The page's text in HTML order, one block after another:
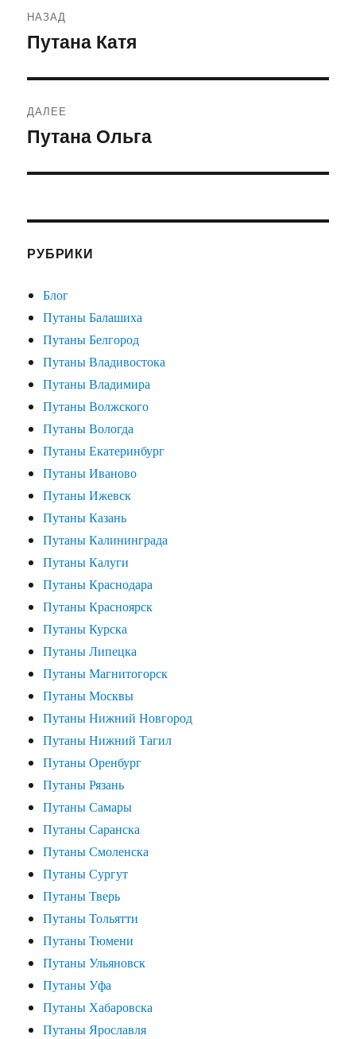
по
НАЗАД
Предыдущая
Путана Катя
ДАЛЕЕ
Следующая
Путана Ольга
РУБРИКИ
Блог
Путаны Балашиха
Путаны Белгород
Путаны Владивостока
Путаны Владимира
Путаны Волжского
Путаны Вологда
Путаны Екатеринбург
Путаны Иваново
Путаны Ижевск
Путаны Казань
Путаны Калининграда
Путаны Калуги
Путаны Краснодара
Путаны Красноярск
Путаны Курска
Путаны Липецка
Путаны Магнитогорск
Путаны Москвы
Путаны Нижний Новгород
Путаны Нижний Тагил
Путаны Оренбург
Путаны Рязань
Путаны Самары
Путаны Саранска
Путаны Смоленска
Путаны Сургут
Путаны Тверь
Путаны Тольятти
Путаны Тюмени
Путаны Ульяновск
Путаны Уфа
Путаны Хабаровска
Путаны Ярославля